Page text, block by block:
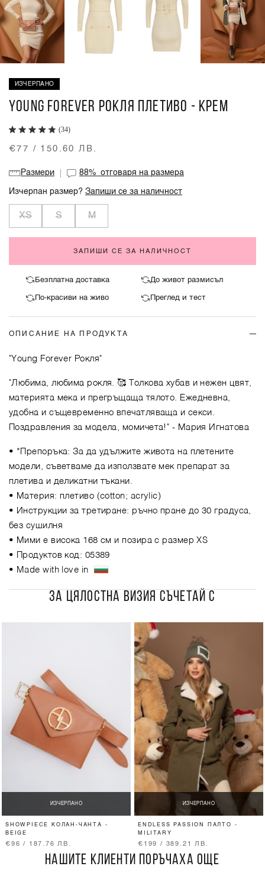
ИЗЧЕРПАНО
YOUNG FOREVER РОКЛЯ ПЛЕТИВО - КРЕМ
(34)
€77 / 150.60 ЛВ.
Размери 88%отговаря на размера
Изчерпан размер?Запиши се за наличност
XS S M
ЗАПИШИ СЕ ЗА НАЛИЧНОСТ
Безплатна доставка До живот размисъл
По-красиви на живо Преглед и тест
ОПИСАНИЕ НА ПРОДУКТА
"Young Forever Рокля"
"Любима, любима рокля. 🥰 Толкова хубав и нежен цвят,
материята мека и прегръщаща тялото. Ежедневна,
удобна и същевременно впечатляваща и секси.
Поздравления за модела, момичета!" - Мария Игнатова
• *Препоръка: За да удължите живота на плетените
модели, съветваме да използвате мек препарат за
плетива и деликатни тъкани.
• Материя: плетиво (cotton; acrylic)
• Инструкции за третиране: ръчно пране до 30 градуса,
без сушилня
• Мими е висока 168 см и позира с размер XS
• Продуктов код: 05389
• Made with love in
ЗА ЦЯЛОСТНА ВИЗИЯ СЪЧЕТАЙ С
ИЗЧЕРПАНО
SHOWPIECE КОЛАН-ЧАНТА -
BEIGE
€96 / 187.76 ЛВ.
ИЗЧЕРПАНО
ENDLESS PASSION ПАЛТО -
MILITARY
€199 / 389.21 ЛВ.
НАШИТЕ КЛИЕНТИ ПОРЪЧАХА ОЩЕ